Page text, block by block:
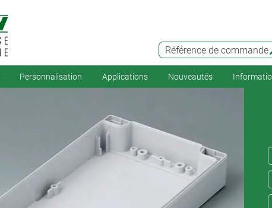
Référence de commande
Personnalisation Applications Nouveautés